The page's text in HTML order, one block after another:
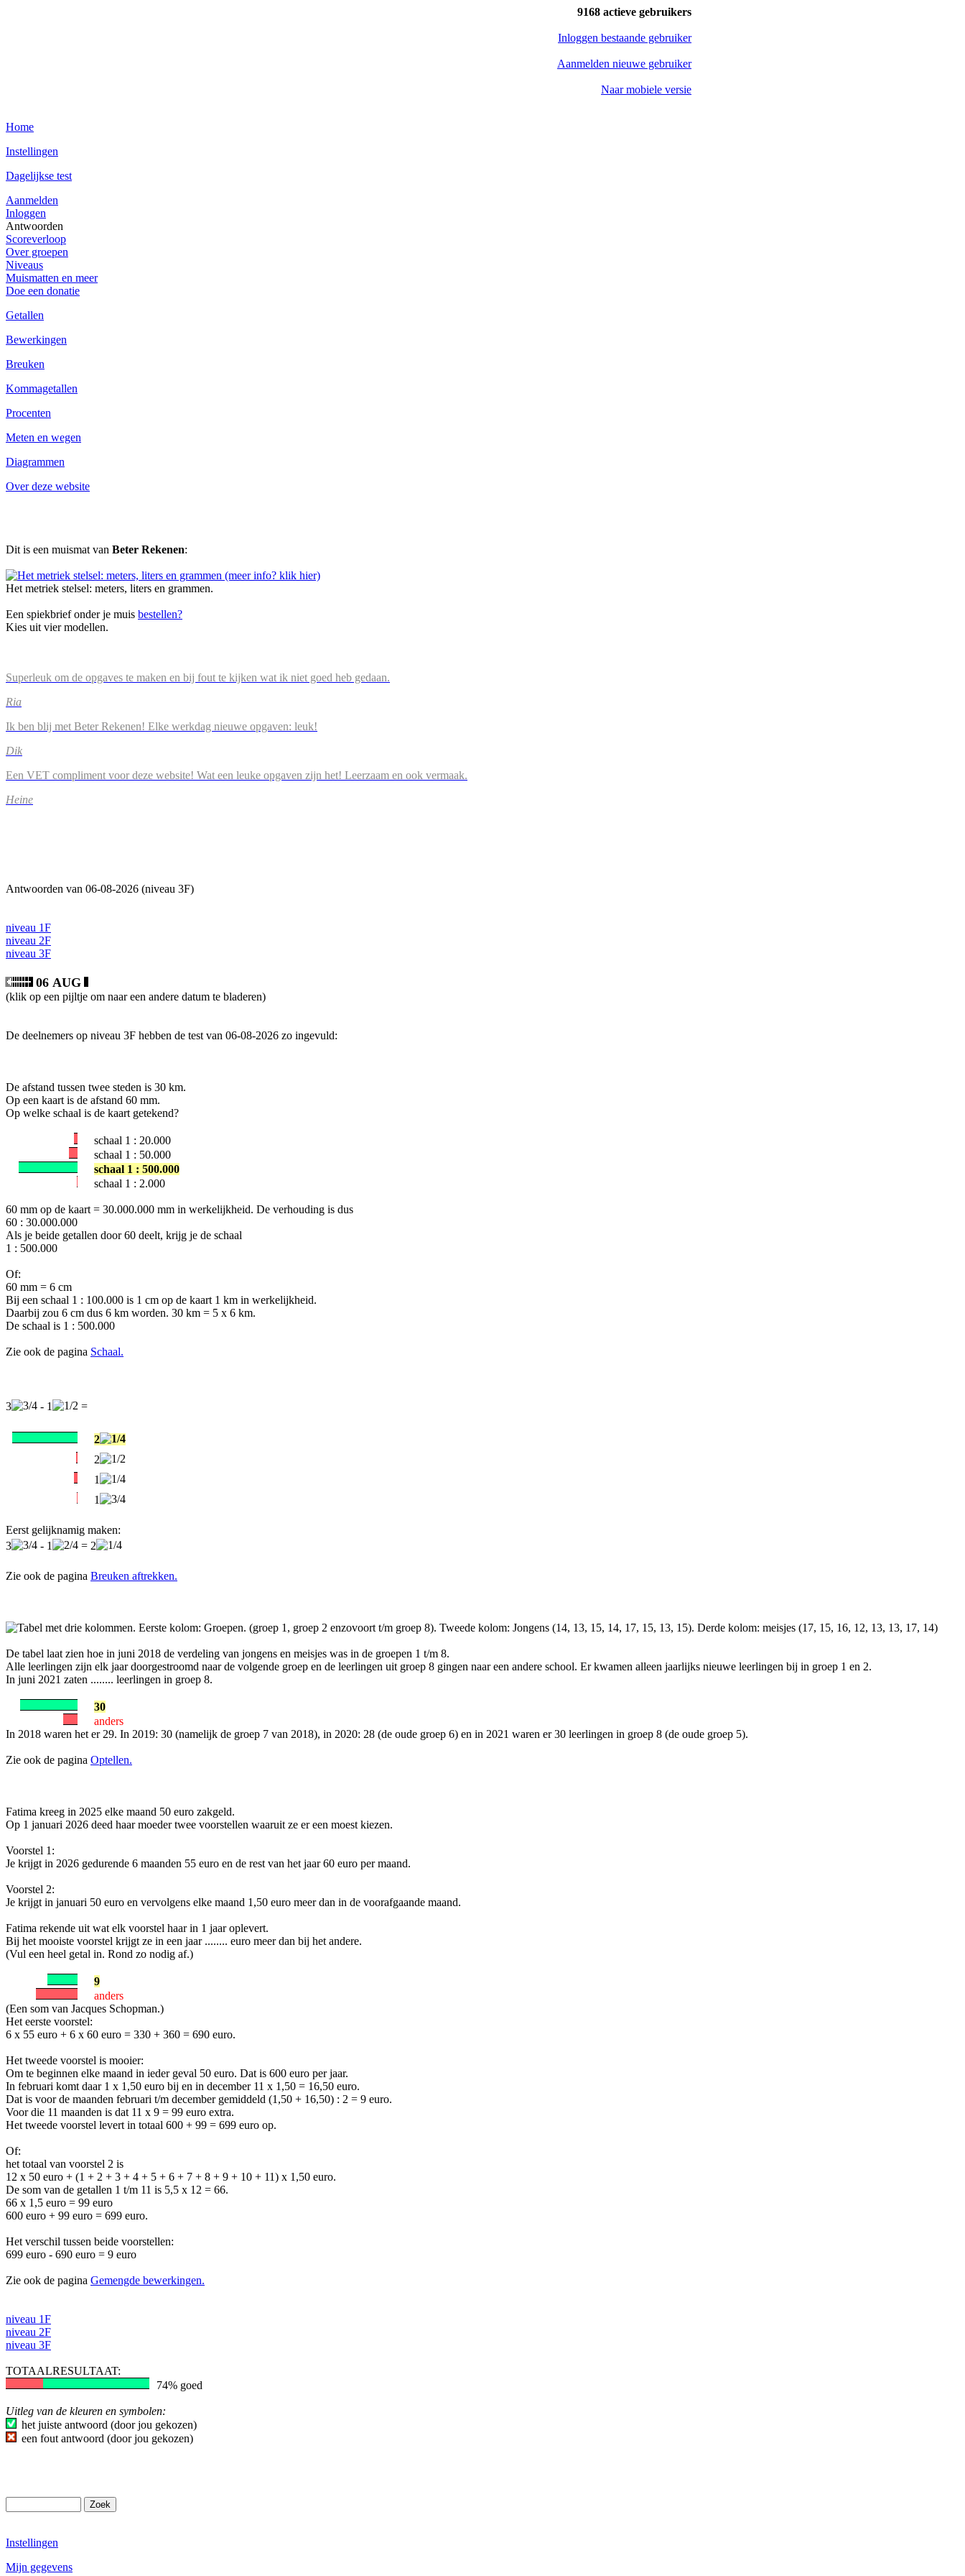
9168 actieve gebruikers
Inloggen bestaande gebruiker
Aanmelden nieuwe gebruiker
Naar mobiele versie
Home
Instellingen
Dagelijkse test
Aanmelden
Inloggen
Antwoorden
Scoreverloop
Over groepen
Niveaus
Muismatten en meer
Doe een donatie
Getallen
Bewerkingen
Breuken
Kommagetallen
Procenten
Meten en wegen
Diagrammen
Over deze website
Dit is een muismat van Beter Rekenen:
Het metriek stelsel: meters, liters en grammen.
Een spiekbrief onder je muis bestellen?
Kies uit vier modellen.
Superleuk om de opgaves te maken en bij fout te kijken wat ik niet goed heb gedaan.
Ria
Ik ben blij met Beter Rekenen! Elke werkdag nieuwe opgaven: leuk!
Dik
Een VET compliment voor deze website! Wat een leuke opgaven zijn het! Leerzaam en ook vermaak.
Heine
Antwoorden van 06-08-2026 (niveau 3F)
niveau 1F
niveau 2F
niveau 3F
06 AUG
(klik op een pijltje om naar een andere datum te bladeren)
De deelnemers op niveau 3F hebben de test van 06-08-2026 zo ingevuld:
De afstand tussen twee steden is 30 km.
Op een kaart is de afstand 60 mm.
Op welke schaal is de kaart getekend?
schaal 1 : 20.000
schaal 1 : 50.000
schaal 1 : 500.000
schaal 1 : 2.000
60 mm op de kaart = 30.000.000 mm in werkelijkheid. De verhouding is dus
60 : 30.000.000
Als je beide getallen door 60 deelt, krijg je de schaal
1 : 500.000
Of:
60 mm = 6 cm
Bij een schaal 1 : 100.000 is 1 cm op de kaart 1 km in werkelijkheid.
Daarbij zou 6 cm dus 6 km worden. 30 km = 5 x 6 km.
De schaal is 1 : 500.000
Zie ook de pagina Schaal.
3 - 1 =
2
2
1
1
Eerst gelijknamig maken:
3
- 1 = 2
Zie ook de pagina Breuken aftrekken.
De tabel laat zien hoe in juni 2018 de verdeling van jongens en meisjes was in de groepen 1 t/m 8.
Alle leerlingen zijn elk jaar doorgestroomd naar de volgende groep en de leerlingen uit groep 8 gingen naar een andere school. Er kwamen alleen jaarlijks nieuwe leerlingen bij in groep 1 en 2.
In juni 2021 zaten ........ leerlingen in groep 8.
30
anders
In 2018 waren het er 29. In 2019: 30 (namelijk de groep 7 van 2018), in 2020: 28 (de oude groep 6) en in 2021 waren er 30 leerlingen in groep 8 (de oude groep 5).
Zie ook de pagina Optellen.
Fatima kreeg in 2025 elke maand 50 euro zakgeld.
Op 1 januari 2026 deed haar moeder twee voorstellen waaruit ze er een moest kiezen.
Voorstel 1:
Je krijgt in 2026 gedurende 6 maanden 55 euro en de rest van het jaar 60 euro per maand.
Voorstel 2:
Je krijgt in januari 50 euro en vervolgens elke maand 1,50 euro meer dan in de voorafgaande maand.
Fatima rekende uit wat elk voorstel haar in 1 jaar oplevert.
Bij het mooiste voorstel krijgt ze in een jaar ........ euro meer dan bij het andere.
(Vul een heel getal in. Rond zo nodig af.)
9
anders
(Een som van Jacques Schopman.)
Het eerste voorstel:
6 x 55 euro + 6 x 60 euro = 330 + 360 = 690 euro.
Het tweede voorstel is mooier:
Om te beginnen elke maand in ieder geval 50 euro. Dat is 600 euro per jaar.
In februari komt daar 1 x 1,50 euro bij en in december 11 x 1,50 = 16,50 euro.
Dat is voor de maanden februari t/m december gemiddeld (1,50 + 16,50) : 2 = 9 euro.
Voor die 11 maanden is dat 11 x 9 = 99 euro extra.
Het tweede voorstel levert in totaal 600 + 99 = 699 euro op.
Of:
het totaal van voorstel 2 is
12 x 50 euro + (1 + 2 + 3 + 4 + 5 + 6 + 7 + 8 + 9 + 10 + 11) x 1,50 euro.
De som van de getallen 1 t/m 11 is 5,5 x 12 = 66.
66 x 1,5 euro = 99 euro
600 euro + 99 euro = 699 euro.
Het verschil tussen beide voorstellen:
699 euro - 690 euro = 9 euro
Zie ook de pagina Gemengde bewerkingen.
niveau 1F
niveau 2F
niveau 3F
TOTAALRESULTAAT:
74% goed
Uitleg van de kleuren en symbolen:
het juiste antwoord (door jou gekozen)
een fout antwoord (door jou gekozen)
Instellingen
Mijn gegevens